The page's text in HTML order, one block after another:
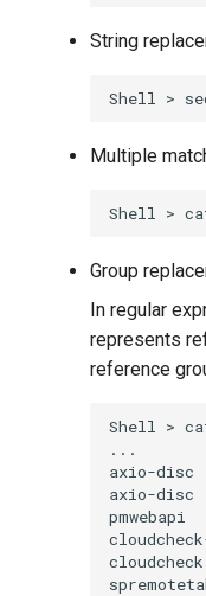
String
Shell >
Multiple
Shell >
Group
In regular
represents
reference
Shell >
...
axio-disc
axio-disc
pmwebapi
cloudcheck